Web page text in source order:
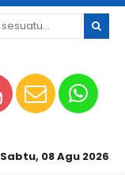
Sabtu, 08 Agu 2026